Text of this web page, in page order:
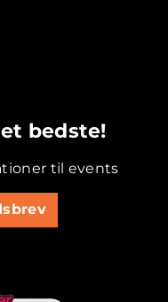
bedste!
til events